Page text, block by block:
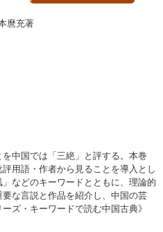
麿充著
中国では「三絶」と評する。本巻
用語・作者から見ることを導入とし
などのキーワードとともに、理論的
な言説と作品を紹介し、中国の芸
ズ・キーワードで読む中国古典》